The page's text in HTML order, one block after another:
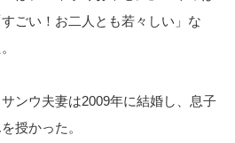
ごい！お二人とも若々しい」な
ンウ夫妻は2009年に結婚し、息子
授かった。